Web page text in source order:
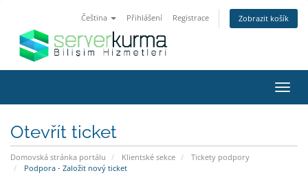
Čeština Přihlášení Registrace Zobrazit košík
Otevřít ticket
Domovská stránka portálu Klientské sekce
Tickety podpory
Podpora - Založit nový ticket